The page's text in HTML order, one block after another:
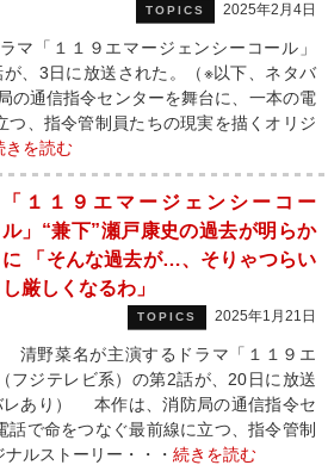
TOPICS 2025年2月4日
マ「１１９エマージェンシーコール」
が、3日に放送された。（※以下、ネタバ
通信指令センターを舞台に、一本の電
つ、指令管制員たちの現実を描くオリジ
きを読む
「１１９エマージェンシーコー
ル」“兼下”瀬戸康史の過去が明らか
に 「そんな過去が…、そりゃつらい
し厳しくなるわ」
TOPICS 2025年1月21日
清野菜名が主演するドラマ「１１９エ
フジテレビ系）の第2話が、20日に放送
レあり） 本作は、消防局の通信指令セ
話で命をつなぐ最前線に立つ、指令管制
ルストーリー・・・ 続きを読む